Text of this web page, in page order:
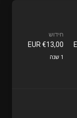
חידוש
€13,00 EUR
1 שנה